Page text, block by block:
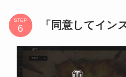
STEP 「同意してイン